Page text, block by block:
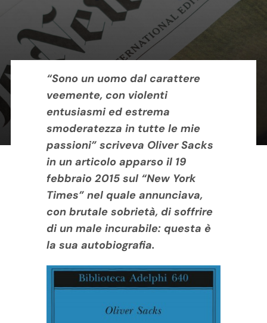
Contatti
Carrello
“Sono un uomo dal carattere
veemente, con violenti
entusiasmi ed estrema
smoderatezza in tutte le mie
passioni” scriveva Oliver Sacks
in un articolo apparso il 19
febbraio 2015 sul “New York
Times” nel quale annunciava,
con brutale sobrietà, di soffrire
di un male incurabile: questa è
la sua autobiografia.